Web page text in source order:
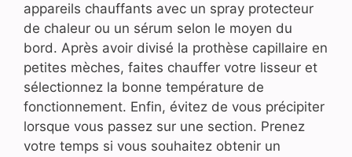
appareils chauffants avec un spray protecteur
de chaleur ou un sérum selon le moyen du
bord. Après avoir divisé la prothèse capillaire en
petites mèches, faites chauffer votre lisseur et
sélectionnez la bonne température de
fonctionnement. Enfin, évitez de vous précipiter
lorsque vous passez sur une section. Prenez
votre temps si vous souhaitez obtenir un